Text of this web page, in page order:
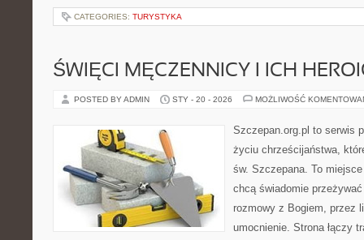
CATEGORIES: TURYSTYKA
ŚWIĘCI MĘCZENNICY I ICH
POSTED BY ADMIN STY - 20 - 2026 MOŻLIWOŚĆ
Szczepan.org.pl to serwis
życiu chrześcijaństwa,
św. Szczepana. To
chcą świadomie
rozmowy z Bogiem, przez
umocnienie. Strona łączy